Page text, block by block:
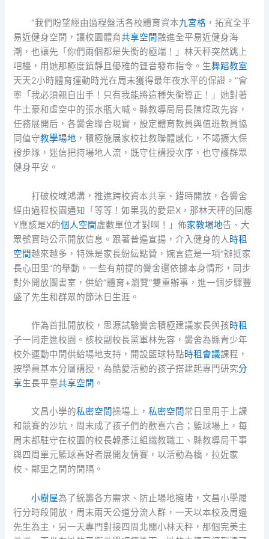
“我們盼望經由過程盤活各校體育資本九宮格 ，拓寬全平
易近健身空間，讓校園體育共享空間融進全平易近健身海
潮，也讓先「你們兩個都是失衡的極端！」林天秤突然跳上
吧檯，用她那極度鎮靜且優雅的聲音發布指令。生舞蹈教室
天天2小時體育運動時光在周末獲得最年夜水平的保證。”會
寧「我必須親自出手！只有我能將這種失衡導正！」她對著
牛土豪和虛空中的張水瓶大喊。縣教導局局長陳煒政先容，
任務展開后，各黌舍聯合現實，設定體育教員與值班教員協
同值守教學場地 ，積極施展家校社教聯體感化，不竭擴大保
證步隊，迷信把持場地人流，既守住講授次序，也守護群眾
健身平安。
打破校域鴻溝，推進跨校資本共享、錯時開放，各黌舍
經由過程校園通知「等等！如果我的愛是X，那林天秤的回應
Y應該是X的個人空間虛數單位才對啊！」佈家教場地告、大
眾號實時公示開放信息。跟著普遍宣揚，介入健身的人 時租
空間越來越多，特殊是家長紛紜點贊，婉言這是一項“辦抵家
長心田里”的舉動。一些有前提的黌舍還依據本身情形，同步
對外開放圖書室，供給“體育+瀏覽”雙重辦事，進一個步驟豐
盛了先生和群眾的節沐日生涯。
作為首批開放校，思源試驗黌舍積極建議家長與孩時租
子一同走進校園。該校副校長黨軍林先容，黌舍為縣青少年
校外運動中間供給場地支持，開設籃球特點時租會議課程，
按學員基本分層講授，為酷愛活動的孩子搭建起專門研究分
享生長平臺共享空間 。
文昌小學的私密空間操場上， 私密空間常日里用于上課
和競賽的沙坑，周末成了孩子們的歡喜六合；籃球場上，每
周末都駐守在校園的校長韓彥江組織教職工、縣教導局干事
與四周單元籃球喜好者展開友情賽，以活動為橋，拉近家
校、鄰里之間的間隔。
小樹屋為了統籌各方需求、防止場地擁堵，文昌小學履
行分時段開放，周末兩天公道分流人群，一天以本校及周邊
先生為主，另一天專門對接四周北關小林天秤，那個完美主